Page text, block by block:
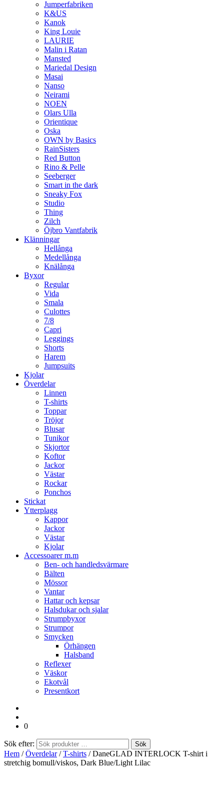
Jumperfabriken
K&US
Kanok
King Louie
LAURIE
Malin i Ratan
Mansted
Mariedal Design
Masai
Nanso
Neirami
NOEN
Olars Ulla
Orientique
Oska
OWN by Basics
RainSisters
Red Button
Rino & Pelle
Seeberger
Smart in the dark
Sneaky Fox
Studio
Thing
Zilch
Öjbro Vantfabrik
Klänningar
Hellånga
Medellånga
Knälånga
Byxor
Regular
Vida
Smala
Culottes
7/8
Capri
Leggings
Shorts
Harem
Jumpsuits
Kjolar
Överdelar
Linnen
T-shirts
Toppar
Tröjor
Blusar
Tunikor
Skjortor
Koftor
Jackor
Västar
Rockar
Ponchos
Stickat
Ytterplagg
Kappor
Jackor
Västar
Kjolar
Accessoarer m.m
Ben- och handledsvärmare
Bälten
Mössor
Vantar
Hattar och kepsar
Halsdukar och sjalar
Strumpbyxor
Strumpor
Smycken
Örhängen
Halsband
Reflexer
Väskor
Ekotvål
Presentkort
0
Sök efter: Sök
Hem /Överdelar/T-shirts / DaneGLAD INTERLOCK T-shirt i
stretchig bomull/viskos, Dark Blue/Light Lilac